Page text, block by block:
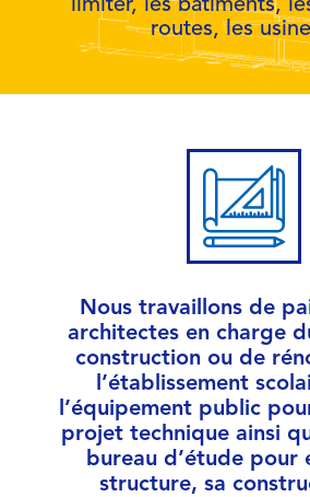
limiter, les bâtiments,
routes, les
Nous travaillons de
architectes en charge
construction ou de
l’établissement
l’équipement public
projet technique ainsi
bureau d’étude pour
structure, sa